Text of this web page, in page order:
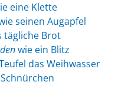
eine Klette
seinen Augapfel
tägliche Brot
wie ein Blitz
das Weihwasser